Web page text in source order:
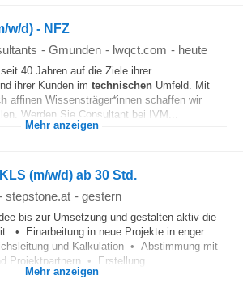
w/d) - NFZ
- Gmunden - lwqct.com - heute
40 Jahren auf die Ziele ihrer
ihrer Kunden im technischen Umfeld. Mit
affinen Wissensträger*innen schaffen wir
Werden Sie Consultant bei IVM...
Mehr anzeigen
(m/w/d) ab 30 Std.
stepstone.at - gestern
bis zur Umsetzung und gestalten aktiv die
• Einarbeitung in neue Projekte in enger
und Kalkulation • Abstimmung mit
Projektpartnern • Erstellung...
Mehr anzeigen